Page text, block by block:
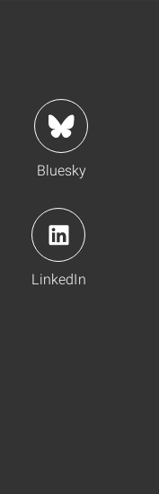
Bluesky
LinkedIn